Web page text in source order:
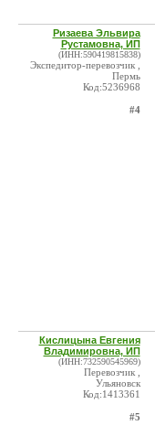
Ризаева Эльвира
Рустамовна, ИП
(ИНН:590419815838)
Экспедитор-перевозчик ,
Пермь
Код:5236968
#4
Кислицына Евгения
Владимировна, ИП
(ИНН:732590545969)
Перевозчик ,
Ульяновск
Код:1413361
#5